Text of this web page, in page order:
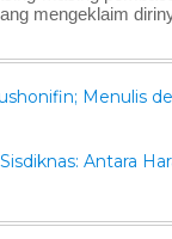
mengeklaim
Menulis
Antara